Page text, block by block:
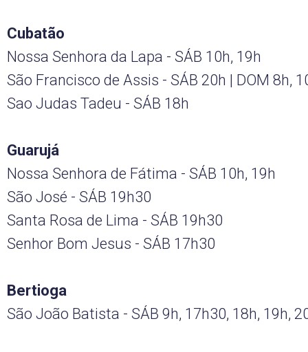
Cubatão
Nossa Senhora da Lapa - SÁB 10h, 19h
São Francisco de Assis - SÁB 20h | DOM 8h,
Sao Judas Tadeu - SÁB 18h
Guarujá
Nossa Senhora de Fátima - SÁB 10h, 19h
São José - SÁB 19h30
Santa Rosa de Lima - SÁB 19h30
Senhor Bom Jesus - SÁB 17h30
Bertioga
São João Batista - SÁB 9h, 17h30, 18h, 19h,